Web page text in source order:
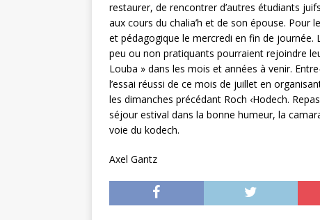
restaurer, de rencontrer d’autres étudiants
aux cours du chalia’h et de son épouse. Pour
et pédagogique le mercredi en fin de journée.
peu ou non pratiquants pourraient rejoindre
Louba » dans les mois et années à venir.
l’essai réussi de ce mois de juillet en
les dimanches précédant Roch ‹Hodech.
séjour estival dans la bonne humeur, la
voie du kodech.
Axel Gantz